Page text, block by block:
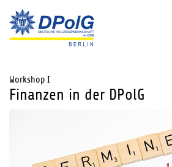
Workshop I
Finanzen in der DPolG